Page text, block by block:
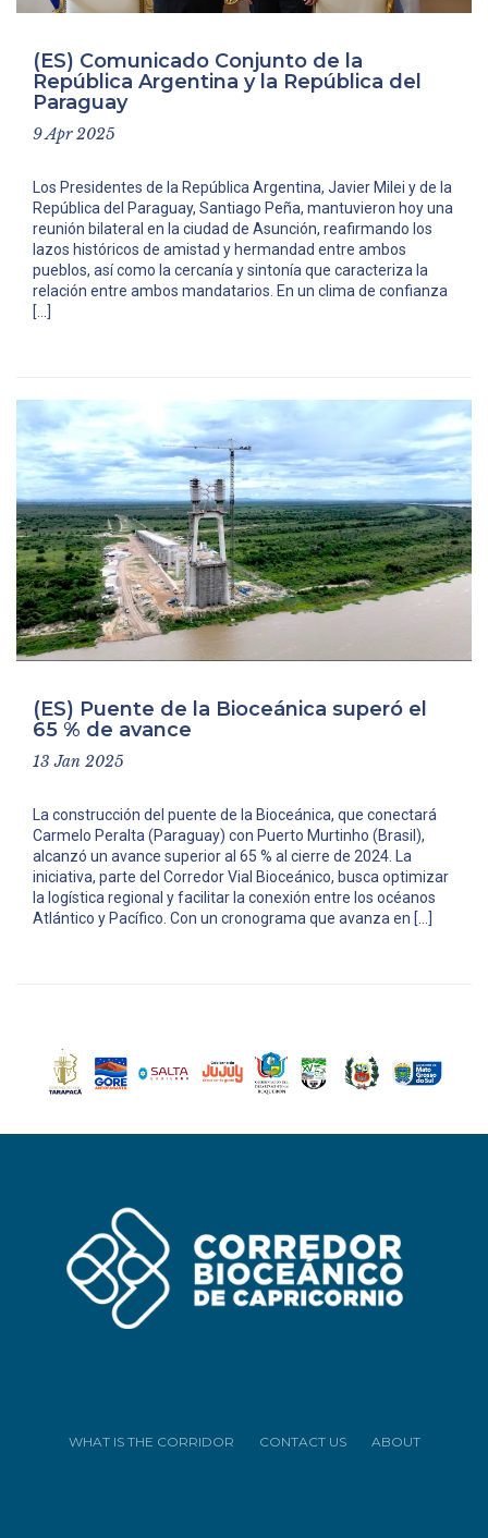
(ES) Comunicado Conjunto de la
República Argentina y la República del
Paraguay
9 Apr 2025
Los Presidentes de la República Argentina, Javier Milei y de la
República del Paraguay, Santiago Peña, mantuvieron hoy una
reunión bilateral en la ciudad de Asunción, reafirmando los
lazos históricos de amistad y hermandad entre ambos
pueblos, así como la cercanía y sintonía que caracteriza la
relación entre ambos mandatarios. En un clima de confianza
[…]
(ES) Puente de la Bioceánica superó el
65 % de avance
13 Jan 2025
La construcción del puente de la Bioceánica, que conec­tará
Carmelo Peralta (Para­guay) con Puerto Murtinho (Brasil),
alcanzó un avance superior al 65 % al cierre de 2024. La
iniciativa, parte del Corredor Vial Bioceánico, busca optimizar
la logística regional y facilitar la cone­xión entre los océanos
Atlán­tico y Pacífico. Con un crono­grama que avanza en […]
WHAT IS THE CORRIDOR CONTACT US ABOUT